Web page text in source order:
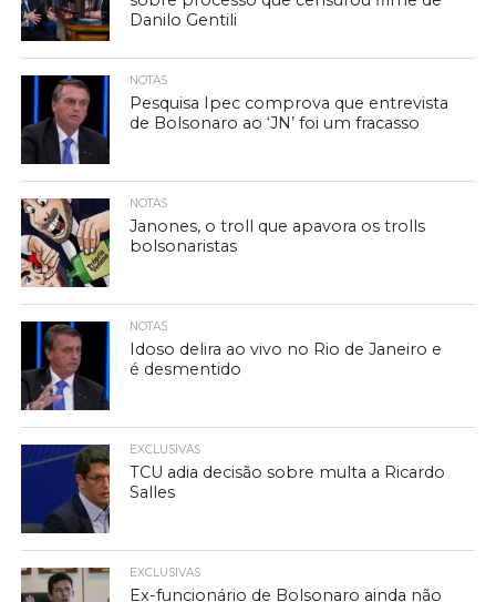
Danilo Gentili
NOTAS
Pesquisa Ipec comprova que entrevista
de Bolsonaro ao ‘JN’ foi um fracasso
NOTAS
Janones, o troll que apavora os trolls
bolsonaristas
NOTAS
Idoso delira ao vivo no Rio de Janeiro e
é desmentido
EXCLUSIVAS
TCU adia decisão sobre multa a Ricardo
Salles
EXCLUSIVAS
Ex-funcionário de Bolsonaro ainda não